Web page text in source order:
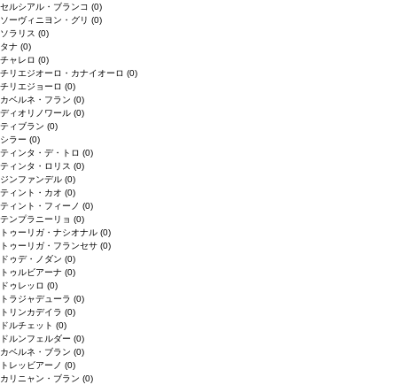
セルシアル・ブランコ (0)
ソーヴィニヨン・グリ (0)
ソラリス (0)
タナ (0)
チャレロ (0)
チリエジオーロ・カナイオーロ (0)
チリエジョーロ (0)
カベルネ・フラン (0)
ディオリノワール (0)
ティブラン (0)
シラー (0)
ティンタ・デ・トロ (0)
ティンタ・ロリス (0)
ジンファンデル (0)
ティント・カオ (0)
ティント・フィーノ (0)
テンプラニーリョ (0)
トゥーリガ・ナシオナル (0)
トゥーリガ・フランセサ (0)
ドゥデ・ノダン (0)
トゥルビアーナ (0)
ドゥレッロ (0)
トラジャデューラ (0)
トリンカデイラ (0)
ドルチェット (0)
ドルンフェルダー (0)
カベルネ・ブラン (0)
トレッビアーノ (0)
カリニャン・ブラン (0)